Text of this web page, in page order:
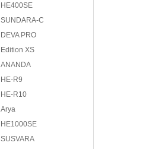
HE400SE
SUNDARA-C
DEVA PRO
Edition XS
ANANDA
HE-R9
HE-R10
Arya
HE1000SE
SUSVARA